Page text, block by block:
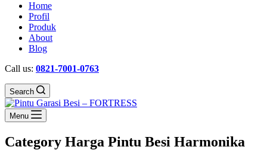
Home
Profil
Produk
About
Blog
Call us: 0821-7001-0763
Search
Menu
Category Harga Pintu Besi Harmonika